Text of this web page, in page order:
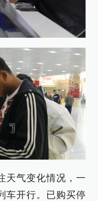
天气变化情况，一
车开行。已购买停